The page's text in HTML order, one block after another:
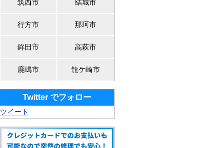
筑西市 結城市
行方市 那珂市
鉾田市 高萩市
鹿嶋市 龍ケ崎市
Twitter でフォロー
ツイート